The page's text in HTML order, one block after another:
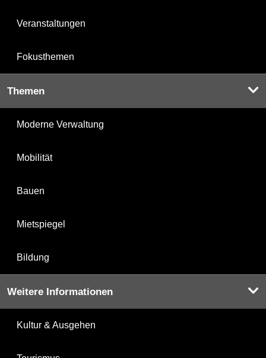
Veranstaltungen
Fokusthemen
Themen
Moderne Verwaltung
Mobilität
Bauen
Mietspiegel
Bildung
Weitere Informationen
Kultur & Ausgehen